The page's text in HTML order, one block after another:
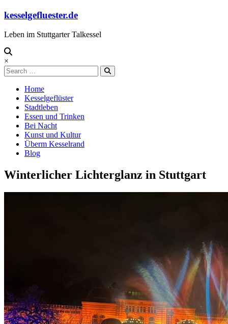
Skip
content
kesselgefluester.de
Leben im Stuttgarter Talkessel
×
Search
Home
Kesselgeflüster
Stadtleben
Essen und Trinken
Bei Nacht
Kunst und Kultur
Überm Kesselrand
Blog
Winterlicher Lichterglanz in Stuttgart